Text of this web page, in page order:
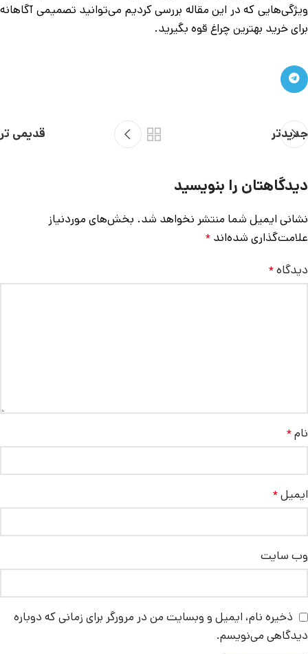
ویژگی‌هایی که در این مقاله بررسی کردیم می‌توانید تصمیمی آگاهانه
برای خرید بهترین چراغ قوه بگیرید.
جدیدتر قدیمی تر
دیدگاهتان را بنویسید
نشانی ایمیل شما منتشر نخواهد شد. بخش‌های موردنیاز
علامت‌گذاری شده‌اند *
دیدگاه*
نام*
ایمیل*
وب‌ سایت
ذخیره نام، ایمیل و وبسایت من در مرورگر برای زمانی که دوباره
دیدگاهی می‌نویسم.